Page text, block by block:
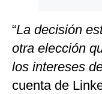
“La decisión
otra elección
los intereses
cuenta de